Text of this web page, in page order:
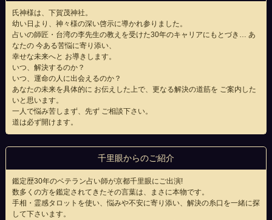
氏神様は、下賀茂神社。
幼い日より、神々様の深い啓示に導かれ参りました。
占いの師匠・台湾の李先生の教えを受けた30年のキャリアにもとづき… あ
なたの 今ある苦悩に寄り添い、
幸せな未来へと お導きします。
いつ、解決するのか？
いつ、運命の人に出会えるのか？
あなたの未来を具体的に お伝えした上で、更なる解決の道筋を ご案内した
いと思います。
一人で悩み苦しまず、先ず ご相談下さい。
道は必ず開けます。
千里眼からのご紹介
鑑定歴30年のベテラン占い師が京都千里眼にご出演!
数多くの方を鑑定されてきたその言葉は、まさに本物です。
手相・霊感タロットを使い、悩みや不安に寄り添い、解決の糸口を一緒に探
して下さいます。